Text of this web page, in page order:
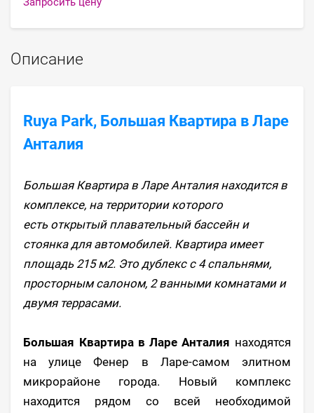
Описание
Ruya Park, Большая Квартира в Ларе
Анталия
Большая Квартира в Ларе Анталия находится в
комплексе, на территории которого
есть открытый плавательный бассейн и
стоянка для автомобилей. Квартира имеет
площадь 215 м2. Это дублекс с 4 спальнями,
просторным салоном, 2 ванными комнатами и
двумя террасами.
Большая Квартира в Ларе Анталия находятся
на улице Фенер в Ларе-самом элитном
микрорайоне города. Новый комплекс
находится рядом со всей необходимой